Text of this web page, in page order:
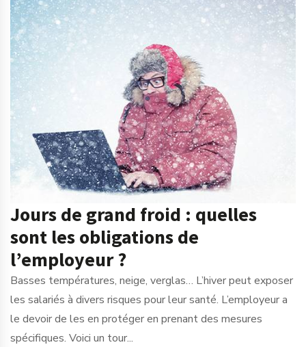
Jours de grand froid : quelles
sont les obligations de
l’employeur ?
Basses températures, neige, verglas… L’hiver peut exposer
les salariés à divers risques pour leur santé. L’employeur a
le devoir de les en protéger en prenant des mesures
spécifiques. Voici un tour...